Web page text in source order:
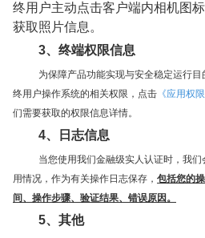
终用户主动点击客户端内相机图
获取照片信息。
3、终端权限信息
为保障产品功能实现与安全稳定运行
终用户操作系统的相关权限，点击 《应用权
们需要获取的权限信息详情。
4、日志信息
当您使用我们金融级实人认证时，我
用情况，作为有关操作日志保存， 包括您的
间、操作步骤、验证结果、错误原因。
5、其他